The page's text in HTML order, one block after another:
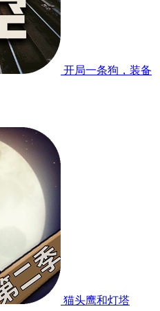
开局一条狗，装备
猫头鹰和灯塔